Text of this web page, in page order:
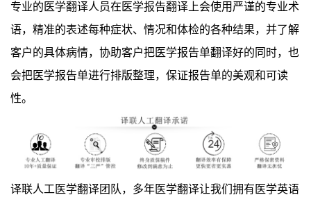
专业的医学翻译人员在医学报告翻译上会使用严谨的专业术
语，精准的表述每种症状、情况和体检的各种结果，并了解
客户的具体病情，协助客户把医学报告单翻译好的同时，也
会把医学报告单进行排版整理，保证报告单的美观和可读
性。
译联人工医学翻译团队，多年医学翻译让我们拥有医学英语